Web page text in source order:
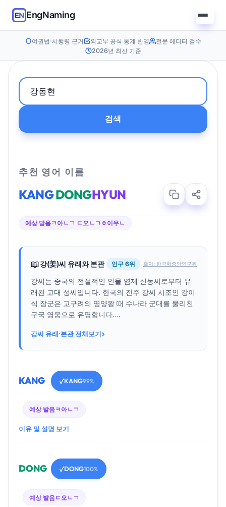
EngNaming
여권법·시행령 근거 외교부 공식 통계 반영
전문 에디터 검수
2026년 최신 기준
검색
추천 영어 이름
KANGDONGHYUN
예상 발음ㅋ아ㄴㄱ ㄷ오ㄴㄱㅎ이우ㄴ
📖강(姜)씨 유래와 본관 인구 6위 출처: 한국학중앙연구원
강씨는 중국의 전설적인 인물 염제 신농씨로부터 유
래된 고대 성씨입니다. 한국의 진주 강씨 시조인 강이
식 장군은 고구려의 영양왕 때 수나라 군대를 물리친
구국 영웅으로 유명합니다....
강씨 유래·본관 전체보기›
KANG ✓KANG99%
예상 발음ㅋ아ㄴㄱ
이유 및 설명 보기
DONG ✓DONG100%
예상 발음ㄷ오ㄴㄱ